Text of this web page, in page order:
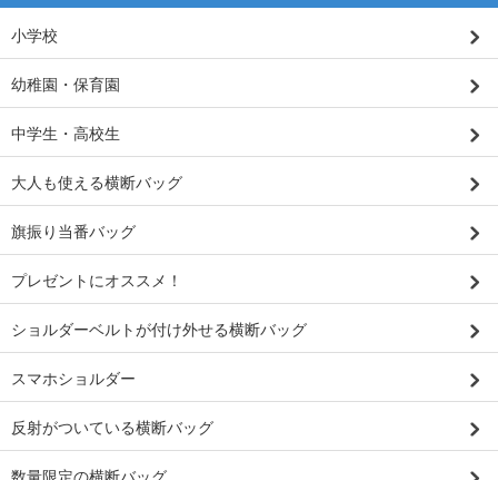
小学校
幼稚園・保育園
中学生・高校生
大人も使える横断バッグ
旗振り当番バッグ
プレゼントにオススメ！
ショルダーベルトが付け外せる横断バッグ
スマホショルダー
反射がついている横断バッグ